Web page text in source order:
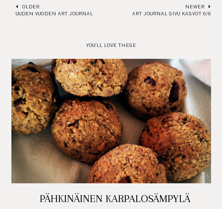
OLDER
UUDEN VUODEN ART JOURNAL
NEWER
ART JOURNAL SIVU KASVOT 6/6
YOU'LL LOVE THESE
PÄHKINÄINEN KARPALOSÄMPYLÄ